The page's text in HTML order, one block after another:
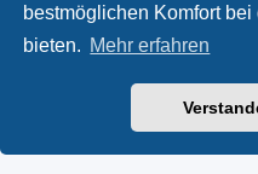
bestmöglichen Komfort bei
bieten. Mehr erfahren